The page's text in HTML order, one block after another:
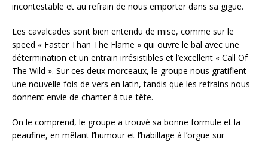
incontestable et au refrain de nous emporter dans sa gigue.
Les cavalcades sont bien entendu de mise, comme sur le
speed « Faster Than The Flame » qui ouvre le bal avec une
détermination et un entrain irrésistibles et l’excellent « Call Of
The Wild ». Sur ces deux morceaux, le groupe nous gratifient
une nouvelle fois de vers en latin, tandis que les refrains nous
donnent envie de chanter à tue-tête.
On le comprend, le groupe a trouvé sa bonne formule et la
peaufine, en mêlant l’humour et l’habillage à l’orgue sur